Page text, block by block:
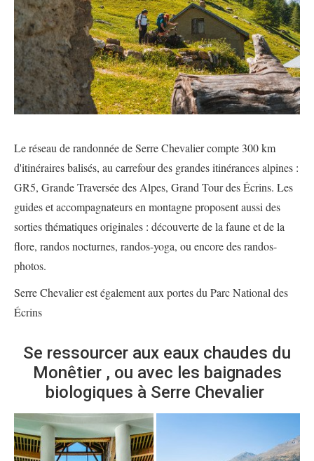
Le réseau de randonnée de Serre Chevalier compte 300 km
d'itinéraires balisés, au carrefour des grandes itinérances alpines :
GR5, Grande Traversée des Alpes, Grand Tour des Écrins. Les
guides et accompagnateurs en montagne proposent aussi des
sorties thématiques originales : découverte de la faune et de la
flore, randos nocturnes, randos-yoga, ou encore des randos-
photos.
Serre Chevalier est également aux portes du Parc National des
Écrins
Se ressourcer aux eaux chaudes du
Monêtier , ou avec les baignades
biologiques à Serre Chevalier